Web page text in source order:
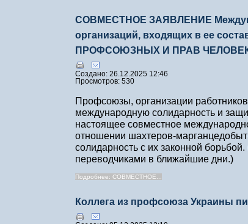
СОВМЕСТНОЕ ЗАЯВЛЕНИЕ
организаций, входящих в ее
ПРОФСОЮЗНЫХ И ПРАВ
Создано: 26.12.2025 12:46
Просмотров: 530
Профсоюзы, организации
международную солидарность и
настоящее совместное
отношении шахтеров-
солидарность с их законной
переводчиками в ближайшие дни.)
Подробнее: СОВМЕСТНОЕ...
Коллега из профсоюза Украины